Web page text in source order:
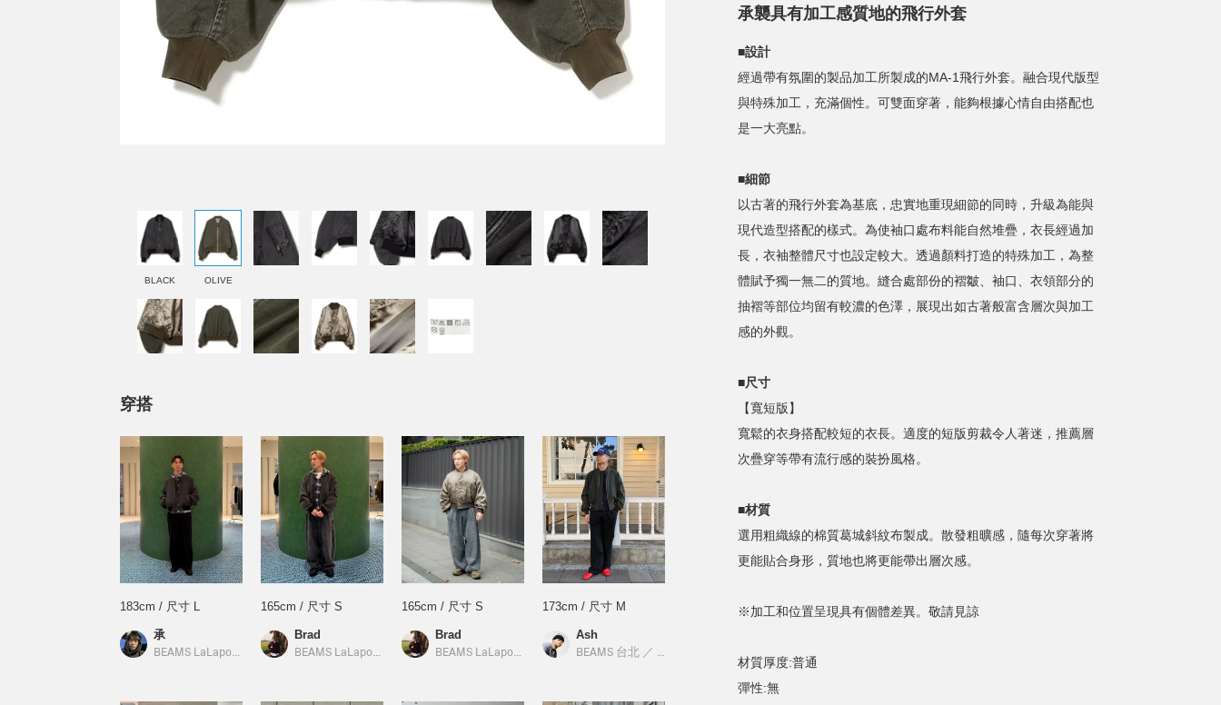
BLACK OLIVE
穿搭
183cm / 尺寸 L
承
BEAMS LaLaport南港 ／BEAMS
165cm / 尺寸 S
Brad
BEAMS LaLaport南港 ／BEAMS
165cm / 尺寸 S
Brad
BEAMS LaLaport南港 ／ BEAMS
173cm / 尺寸 M
Ash
BEAMS 台北 ／ BEAMS
承襲具有加工感質地的飛行外套
■設計
經過帶有氛圍的製品加工所製成的MA-1飛行外套。融合現代版型
與特殊加工，充滿個性。可雙面穿著，能夠根據心情自由搭配也
是一大亮點。
■細節
以古著的飛行外套為基底，忠實地重現細節的同時，升級為能與
現代造型搭配的樣式。為使袖口處布料能自然堆疊，衣長經過加
長，衣袖整體尺寸也設定較大。透過顏料打造的特殊加工，為整
體賦予獨一無二的質地。縫合處部份的褶皺、袖口、衣領部分的
抽褶等部位均留有較濃的色澤，展現出如古著般富含層次與加工
感的外觀。
■尺寸
【寬短版】
寬鬆的衣身搭配較短的衣長。適度的短版剪裁令人著迷，推薦層
次疊穿等帶有流行感的裝扮風格。
■材質
選用粗織線的棉質葛城斜紋布製成。散發粗曠感，隨每次穿著將
更能貼合身形，質地也將更能帶出層次感。
※加工和位置呈現具有個體差異。敬請見諒
材質厚度:普通
彈性:無